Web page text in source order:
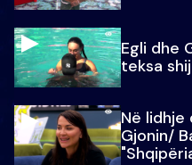
Egli dhe
teksa
Në
Gjonin/